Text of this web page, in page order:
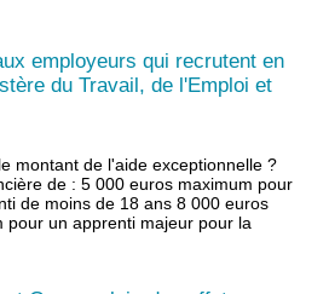
employeurs qui recrutent en
du Travail, de l'Emploi et
montant de l'aide exceptionnelle ?
de : 5 000 euros maximum pour
de moins de 18 ans 8 000 euros
pour un apprenti majeur pour la